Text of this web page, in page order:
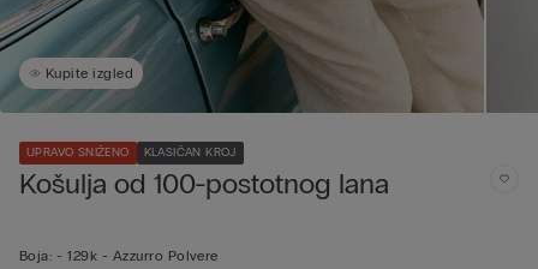
Kupite izgled
UPRAVO SNIŽENO KLASIČAN KROJ
Košulja od 100-postotnog lana
Boja: -129k - Azzurro Polvere